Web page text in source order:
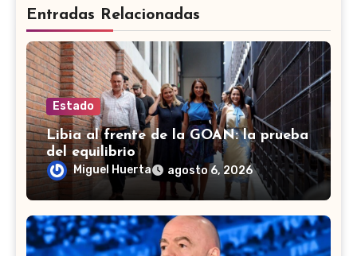
Entradas Relacionadas
Estado
Libia al frente de la GOAN: la prueba
del equilibrio
Miguel Huerta agosto 6, 2026